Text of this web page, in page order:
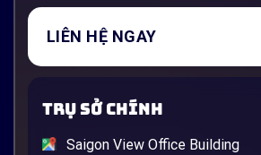
LIÊN HỆ NGAY
TRỤ SỞ CHÍNH
Saigon View Office Building